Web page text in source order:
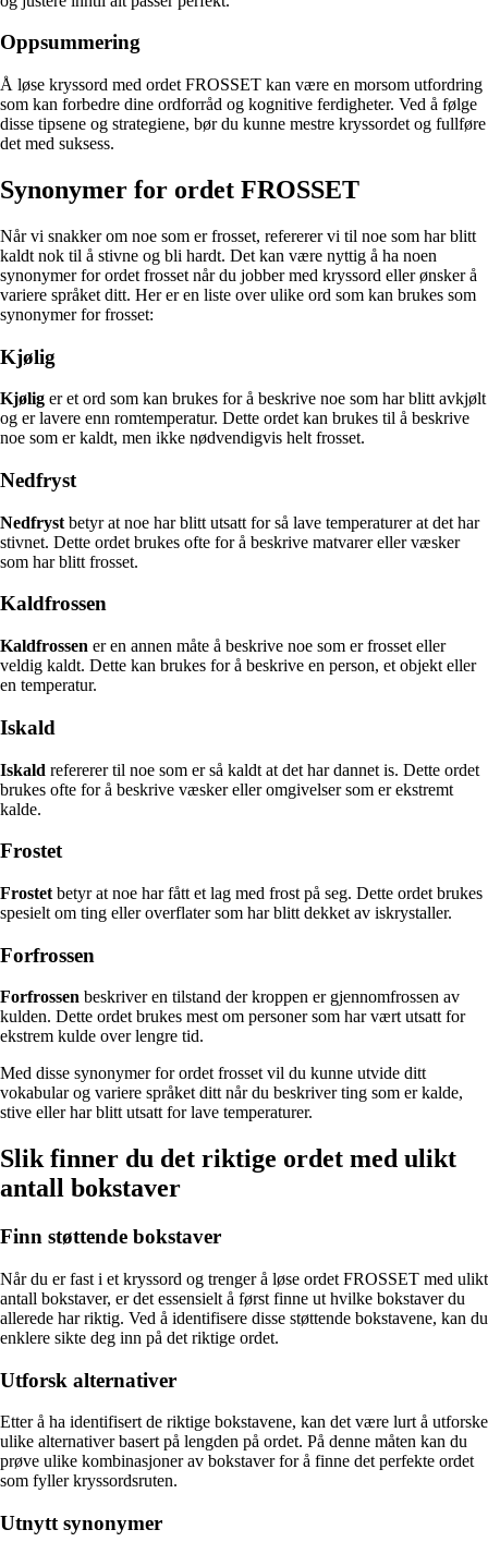
Oppsummering
Å løse kryssord med ordet FROSSET kan være en morsom utfordring
som kan forbedre dine ordforråd og kognitive ferdigheter. Ved å følge
disse tipsene og strategiene, bør du kunne mestre kryssordet og fullføre
det med suksess.
Synonymer for ordet FROSSET
Når vi snakker om noe som er frosset, refererer vi til noe som har blitt
kaldt nok til å stivne og bli hardt. Det kan være nyttig å ha noen
synonymer for ordet frosset når du jobber med kryssord eller ønsker å
variere språket ditt. Her er en liste over ulike ord som kan brukes som
synonymer for frosset:
Kjølig
Kjølig er et ord som kan brukes for å beskrive noe som har blitt avkjølt
og er lavere enn romtemperatur. Dette ordet kan brukes til å beskrive
noe som er kaldt, men ikke nødvendigvis helt frosset.
Nedfryst
Nedfryst betyr at noe har blitt utsatt for så lave temperaturer at det har
stivnet. Dette ordet brukes ofte for å beskrive matvarer eller væsker
som har blitt frosset.
Kaldfrossen
Kaldfrossen er en annen måte å beskrive noe som er frosset eller
veldig kaldt. Dette kan brukes for å beskrive en person, et objekt eller
en temperatur.
Iskald
Iskald refererer til noe som er så kaldt at det har dannet is. Dette ordet
brukes ofte for å beskrive væsker eller omgivelser som er ekstremt
kalde.
Frostet
Frostet betyr at noe har fått et lag med frost på seg. Dette ordet brukes
spesielt om ting eller overflater som har blitt dekket av iskrystaller.
Forfrossen
Forfrossen beskriver en tilstand der kroppen er gjennomfrossen av
kulden. Dette ordet brukes mest om personer som har vært utsatt for
ekstrem kulde over lengre tid.
Med disse synonymer for ordet frosset vil du kunne utvide ditt
vokabular og variere språket ditt når du beskriver ting som er kalde,
stive eller har blitt utsatt for lave temperaturer.
Slik finner du det riktige ordet med ulikt
antall bokstaver
Finn støttende bokstaver
Når du er fast i et kryssord og trenger å løse ordet FROSSET med ulikt
antall bokstaver, er det essensielt å først finne ut hvilke bokstaver du
allerede har riktig. Ved å identifisere disse støttende bokstavene, kan du
enklere sikte deg inn på det riktige ordet.
Utforsk alternativer
Etter å ha identifisert de riktige bokstavene, kan det være lurt å utforske
ulike alternativer basert på lengden på ordet. På denne måten kan du
prøve ulike kombinasjoner av bokstaver for å finne det perfekte ordet
som fyller kryssordsruten.
Utnytt synonymer